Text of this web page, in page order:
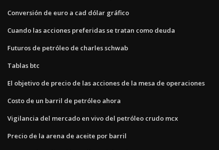
Conversión de euro a cad dólar gráfico
Cuando las acciones preferidas se tratan como deuda
Futuros de petróleo de charles schwab
Tablas btc
El objetivo de precio de las acciones de la mesa de operaciones
Costo de un barril de petróleo ahora
Vigilancia del mercado en vivo del petróleo crudo mcx
Precio de la arena de aceite por barril